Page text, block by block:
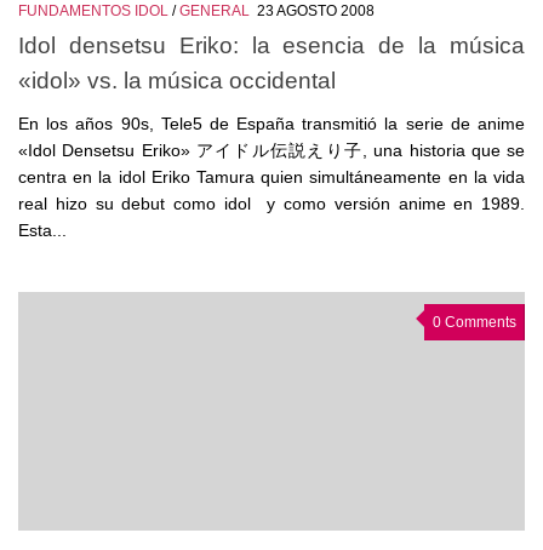
FUNDAMENTOS IDOL /GENERAL 23 AGOSTO 2008
Idol densetsu Eriko: la esencia de la música
«idol» vs. la música occidental
En los años 90s, Tele5 de España transmitió la serie de anime
«Idol Densetsu Eriko» アイドル伝説えり子, una historia que se
centra en la idol Eriko Tamura quien simultáneamente en la vida
real hizo su debut como idol y como versión anime en 1989.
Esta...
0 Comments